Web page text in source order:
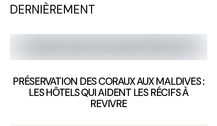
DERNIÈREMENT
PRÉSERVATION DES CORAUX AUX MALDIVES :
LES HÔTELS QUI AIDENT LES RÉCIFS À
REVIVRE